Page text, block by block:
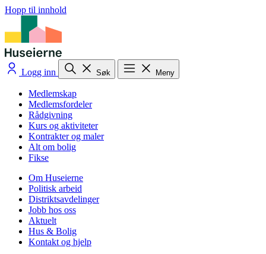
Hopp til innhold
Logg inn Søk Meny
Medlemskap
Medlemsfordeler
Rådgivning
Kurs og aktiviteter
Kontrakter og maler
Alt om bolig
Fikse
Om Huseierne
Politisk arbeid
Distriktsavdelinger
Jobb hos oss
Aktuelt
Hus & Bolig
Kontakt og hjelp